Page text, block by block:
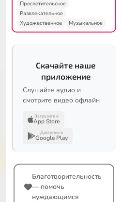
Просветительское
Развлекательное
Художественное
Музыкальное
Скачайте наше
приложение
Слушайте аудио и
смотрите видео офлайн
Загрузите в
App Store
Доступно в
Google Play
Благотворительность
— помочь
нуждающимся